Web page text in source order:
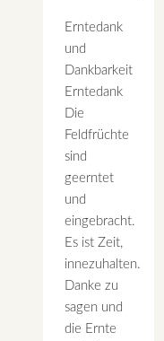
Erntedank
und
Dankbarkeit
Erntedank
Die
Feldfrüchte
sind
geerntet
und
eingebracht.
Es ist Zeit,
innezuhalten.
Danke zu
sagen und
die Ernte